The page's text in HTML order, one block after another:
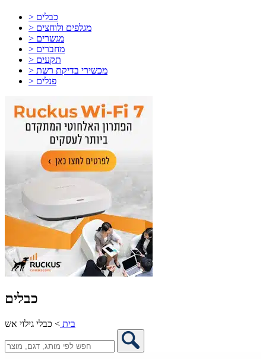
> כבלים
> מגלפים ולוחצים
> מגשרים
> מחברים
> תקעים
> מכשירי בדיקת רשת
> פנלים
כבלים
בית > כבלי גילוי אש